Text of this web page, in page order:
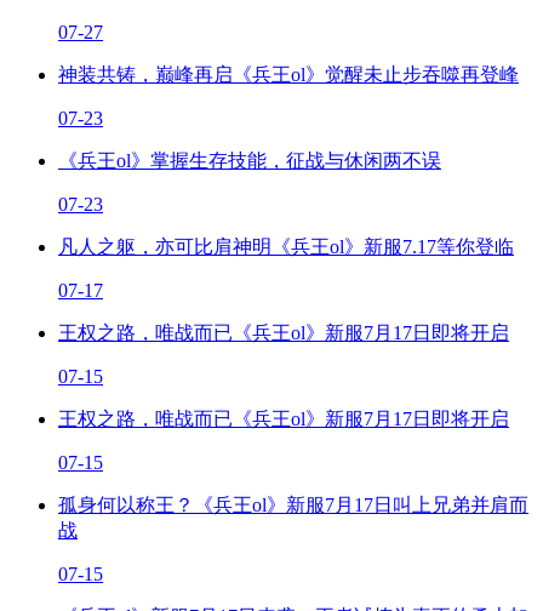
07-27
神装共铸，巅峰再启《兵王ol》觉醒未止步吞噬再登峰
07-23
《兵王ol》掌握生存技能，征战与休闲两不误
07-23
凡人之躯，亦可比肩神明《兵王ol》新服7.17等你登临
07-17
王权之路，唯战而已《兵王ol》新服7月17日即将开启
07-15
王权之路，唯战而已《兵王ol》新服7月17日即将开启
07-15
孤身何以称王？《兵王ol》新服7月17日叫上兄弟并肩而
战
07-15